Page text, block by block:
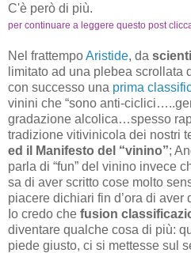
C'è però di più.
per continuare a leggere questo post
Nel frattempoAristide, da
limitato ad una plebea scrollata
con successo una prima
vinini che “sono anti-
gradazione alcolica…spesso
tradizione vitivinicola dei nostri
ed il Manifesto del “vinino”;
parla di “fun” del vinino invece
sa di aver scritto cose molto
piacere dichiari fin d’ora di aver
Io credo che fusion
diventare qualche cosa di più:
piede giusto, ci si mettesse sul